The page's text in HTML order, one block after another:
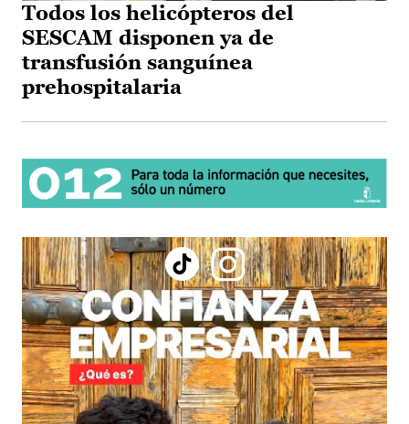
Todos los helicópteros del
SESCAM disponen ya de
transfusión sanguínea
prehospitalaria